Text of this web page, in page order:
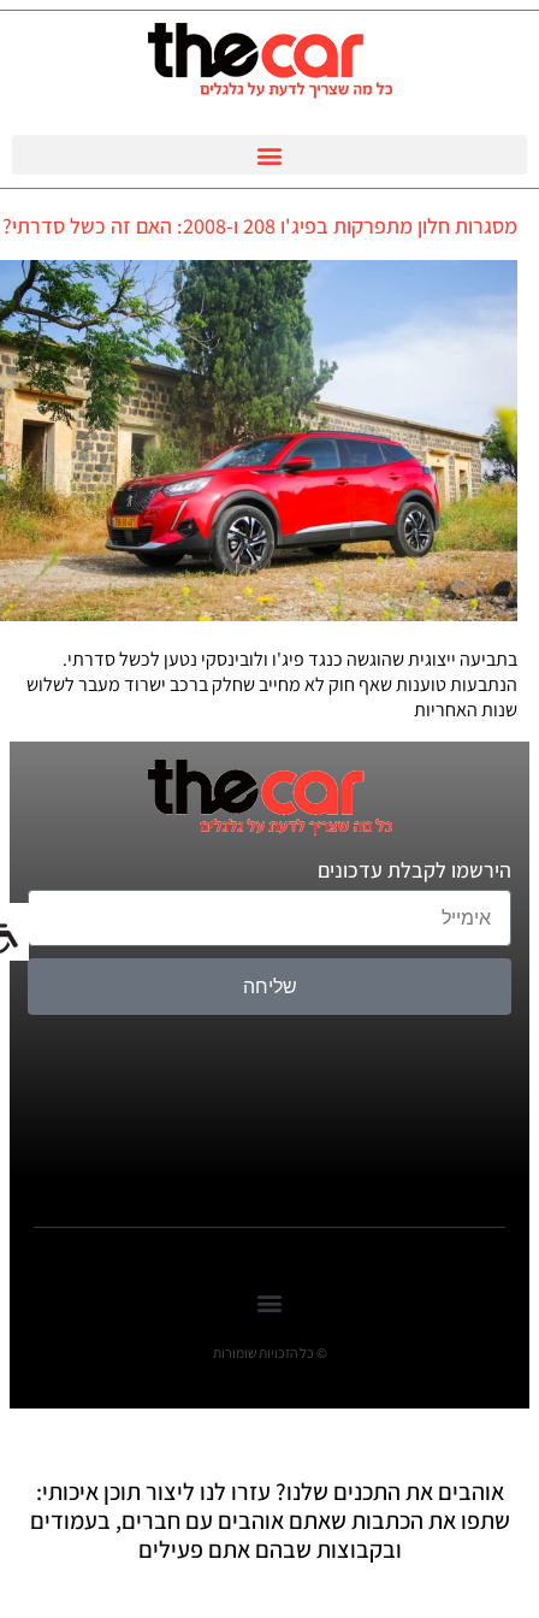
מסגרות חלון מתפרקות בפיג'ו 208 ו-2008: האם זה כשל סדרתי?
בתביעה ייצוגית שהוגשה כנגד פיג'ו ולובינסקי נטען לכשל סדרתי.
הנתבעות טוענות שאף חוק לא מחייב שחלק ברכב ישרוד מעבר לשלוש
שנות האחריות
הירשמו לקבלת עדכונים
שליחה
© כל הזכויות שומורות
אוהבים את התכנים שלנו? עזרו לנו ליצור תוכן איכותי:
שתפו את הכתבות שאתם אוהבים עם חברים, בעמודים
ובקבוצות שבהם אתם פעילים